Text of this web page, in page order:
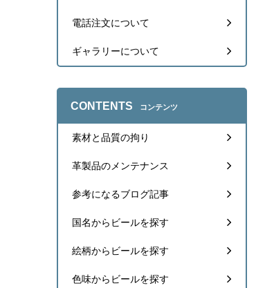
電話注文について
ギャラリーについて
CONTENTS コンテンツ
素材と品質の拘り
革製品のメンテナンス
参考になるブログ記事
国名からビールを探す
絵柄からビールを探す
色味からビールを探す